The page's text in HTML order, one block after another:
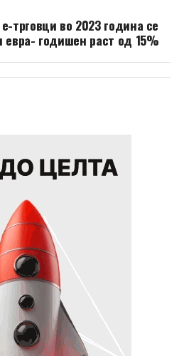
трговци во 2023 година се
годишен раст од 15%